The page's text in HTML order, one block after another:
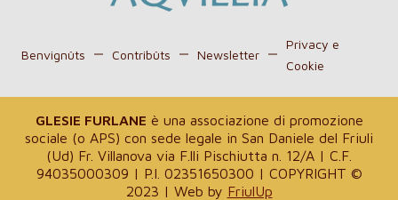
Benvignûts Contribûts Newsletter
Privacy e
Cookie
GLESIE FURLANE è una associazione di promozione
sociale (o APS) con sede legale in San Daniele del Friuli
(Ud) Fr. Villanova via F.lli Pischiutta n. 12/A | C.F.
94035000309 | P.I. 02351650300 | COPYRIGHT ©
2023 | Web by FriulUp